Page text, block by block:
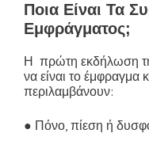
Ποια Είναι Τα
Εμφράγματος;
Η πρώτη εκδήλωση
να είναι το έμφραγμα
περιλαμβάνουν:
● Πόνο, πίεση ή